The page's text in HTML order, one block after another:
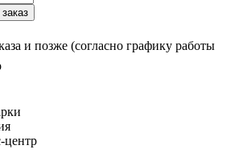
и позже (согласно графику работы
центр